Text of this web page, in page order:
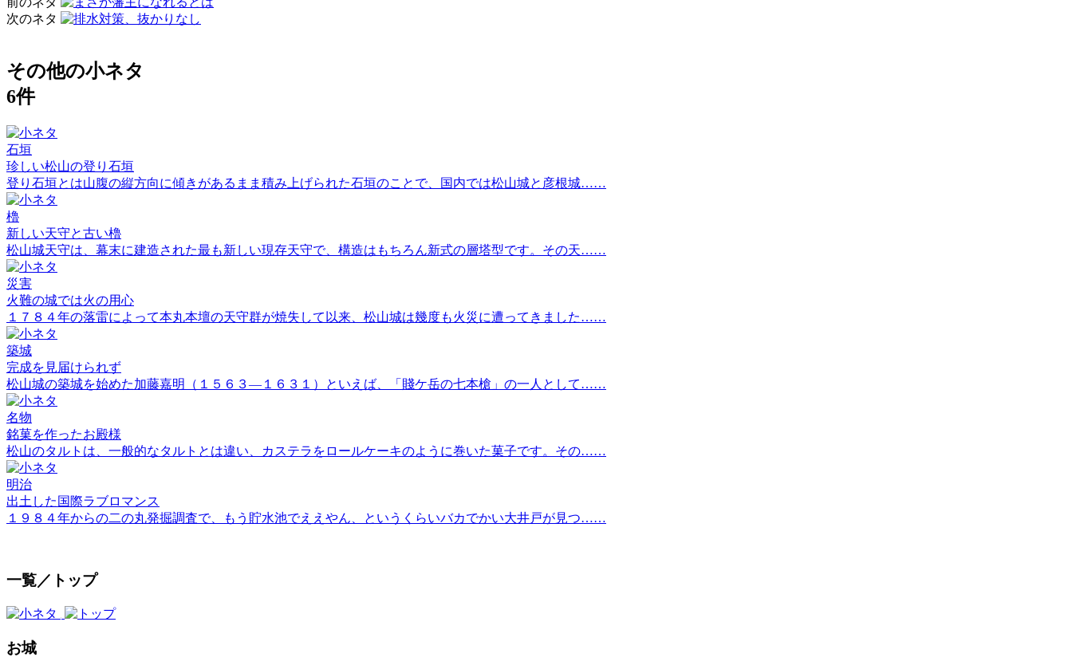
次のネタ
その他の小ネタ
6件
石垣
珍しい松山の登り石垣
登り石垣とは山腹の縦方向に傾きがあるまま積み上げられた石垣のことで、国内では松山城と彦根城……
櫓
新しい天守と古い櫓
松山城天守は、幕末に建造された最も新しい現存天守で、構造はもちろん新式の層塔型です。その天……
災害
火難の城では火の用心
１７８４年の落雷によって本丸本壇の天守群が焼失して以来、松山城は幾度も火災に遭ってきました……
築城
完成を見届けられず
松山城の築城を始めた加藤嘉明（１５６３―１６３１）といえば、「賤ケ岳の七本槍」の一人として……
名物
銘菓を作ったお殿様
松山のタルトは、一般的なタルトとは違い、カステラをロールケーキのように巻いた菓子です。その……
明治
出土した国際ラブロマンス
１９８４年からの二の丸発掘調査で、もう貯水池でええやん、というくらいバカでかい大井戸が見つ……
一覧／トップ
お城